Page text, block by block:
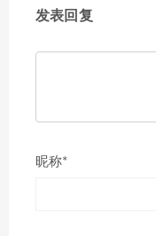
发表回复
昵称*